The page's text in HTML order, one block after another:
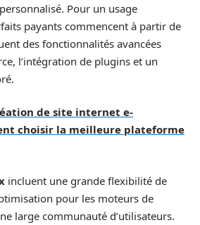
Pour un usage
payants commencent à partir de
des fonctionnalités avancées
l’intégration de plugins et un
de site internet e-
choisir la meilleure plateforme
incluent une grande flexibilité de
pour les moteurs de
large communauté d’utilisateurs.